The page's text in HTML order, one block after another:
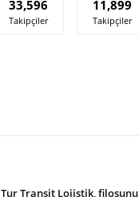
33,596
Takipçiler
11,899
Takipçiler
Tur Transit Lojistik, filosunu